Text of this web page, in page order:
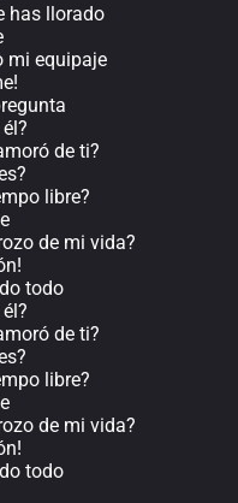
has llorado
mi equipaje
de ti?
libre?
de mi vida?
todo
de ti?
libre?
de mi vida?
todo